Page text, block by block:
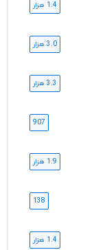
1.4 هزار
3.0 هزار
3.3 هزار
907
1.9 هزار
138
1.4 هزار